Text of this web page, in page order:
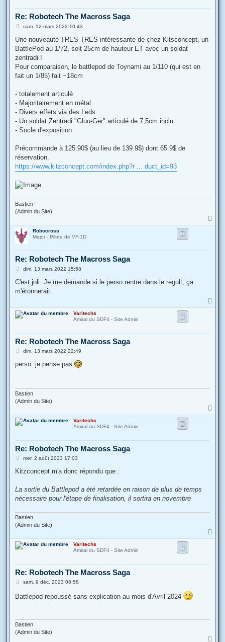
Re: Robotech The Macross Saga
M
s
a
g
sam. 12 mars 2022 10:43
Une nouveauté TRES TRES intéressante de chez Kitsconcept, un
BattlePod au 1/72, soit 25cm de hauteur ET avec un soldat
zentradi !
Pour comparaison, le battlepod de Toynami au 1/110 (qui est en
fait un 1/85) fait ~18cm
- totalement articulé
- Majoritairement en métal
- Divers effets via des Leds
- Un soldat Zentradi "Gluu-Ger" articulé de 7,5cm inclu
- Socle d'exposition
Précommande à 125.90$ (au lieu de 139.9$) dont 65.9$ de
réservation.
https://www.kitzconcept.com/index.php?r ... duct_id=93
Bastien
(Admin du Site)
a
Robocross
Major - Pilote de VF-1D
Re: Robotech The Macross Saga
M
s
a
dim. 13 mars 2022 15:58
C'est joli. Je me demande si le perso rentre dans le regult, ça
m'étonnerait.
a
Varitechs
Amiral du SDF4 - Site Admin
Re: Robotech The Macross Saga
M
s
dim. 13 mars 2022 22:49
perso..je pense pas
Bastien
(Admin du Site)
a
Varitechs
Amiral du SDF4 - Site Admin
Re: Robotech The Macross Saga
M
s
g
mer. 2 août 2023 17:03
Kitzconcept m'a donc répondu que :
La sortie du Battlepod a été retardée en raison de plus de temps
nécessaire pour l'étape de finalisation, il sortira en novembre
Bastien
(Admin du Site)
a
Varitechs
Amiral du SDF4 - Site Admin
Re: Robotech The Macross Saga
M
s
sam. 9 déc. 2023 08:58
Battlepod repoussé sans explication au mois d'Avril 2024
Bastien
(Admin du Site)